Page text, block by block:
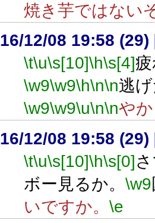
焼き芋ではない
16/12/08 19:58 (29)
\t\u\s[10]\h\s[4]
\w9\w9\h\n\n逃
\w9\w9\u\n\nや
16/12/08 19:58 (29)
\t\u\s[10]\h\s[0]
ボー見るか。 \w9
いですか。 \e